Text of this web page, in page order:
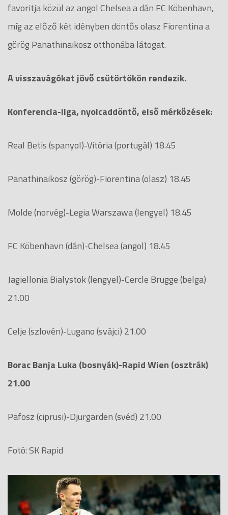
favoritja közül az angol Chelsea a dán FC Köbenhavn,
míg az előző két idényben döntős olasz Fiorentina a
görög Panathinaikosz otthonába látogat.
A visszavágókat jövő csütörtökön rendezik.
Konferencia-liga, nyolcaddöntő, első mérkőzések:
Real Betis (spanyol)-Vitória (portugál) 18.45
Panathinaikosz (görög)-Fiorentina (olasz) 18.45
Molde (norvég)-Legia Warszawa (lengyel) 18.45
FC Köbenhavn (dán)-Chelsea (angol) 18.45
Jagiellonia Bialystok (lengyel)-Cercle Brugge (belga)
21.00
Celje (szlovén)-Lugano (svájci) 21.00
Borac Banja Luka (bosnyák)-Rapid Wien (osztrák)
21.00
Pafosz (ciprusi)-Djurgarden (svéd) 21.00
Fotó: SK Rapid